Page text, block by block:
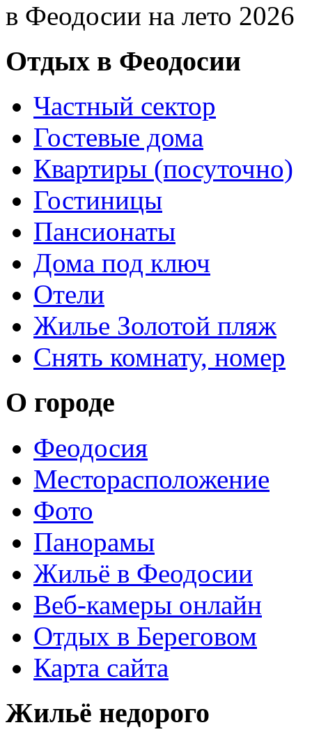
в Феодосии на лето 2026
Отдых в Феодосии
Частный сектор
Гостевые дома
Квартиры (посуточно)
Гостиницы
Пансионаты
Дома под ключ
Отели
Жилье Золотой пляж
Снять комнату, номер
О городе
Феодосия
Месторасположение
Фото
Панорамы
Жильё в Феодосии
Веб-камеры онлайн
Отдых в Береговом
Карта сайта
Жильё недорого